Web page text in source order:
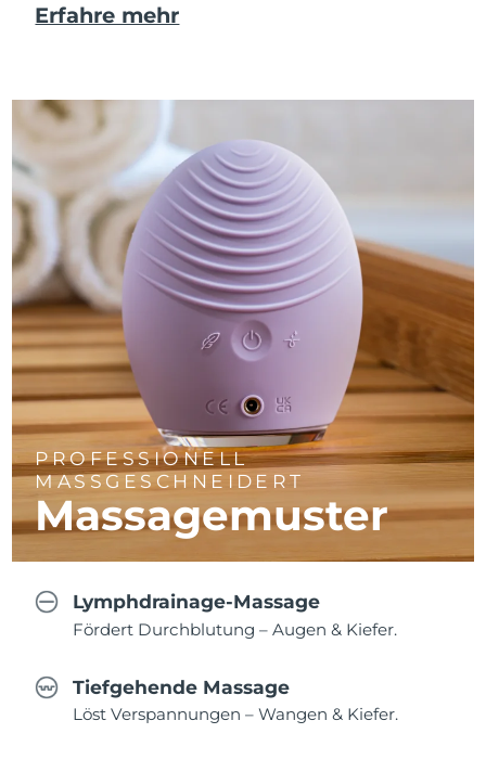
Erfahre mehr
PROFESSIONELL
MASSGESCHNEIDERT
Massagemuster
Lymphdrainage-Massage
Fördert Durchblutung – Augen & Kiefer.
Tiefgehende Massage
Löst Verspannungen – Wangen & Kiefer.